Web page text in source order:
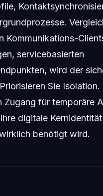
Kommunikations-
servicebasierten
wird der
Sie Isolation.
Zugang für temporäre
digitale
benötigt wird.